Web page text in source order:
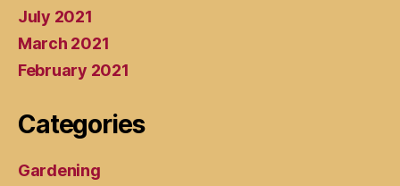
July 2021
March 2021
February 2021
Categories
Gardening